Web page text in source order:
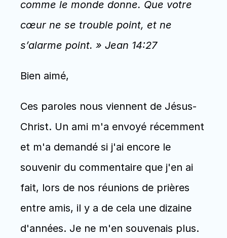
comme le monde donne. Que votre
cœur ne se trouble point, et ne
s’alarme point. » Jean 14:27
Bien aimé,
Ces paroles nous viennent de Jésus-
Christ. Un ami m'a envoyé récemment
et m'a demandé si j'ai encore le
souvenir du commentaire que j'en ai
fait, lors de nos réunions de prières
entre amis, il y a de cela une dizaine
d'années. Je ne m'en souvenais plus.